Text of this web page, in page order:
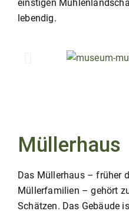
einstigen
lebendig.
Müllerhaus
Das Müllerhaus – früher
Müllerfamilien – gehört
Schätzen. Das Gebäude